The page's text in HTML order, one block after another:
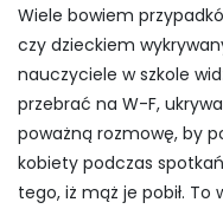
Wiele bowiem
czy dzieckiem
nauczyciele w szkole
przebrać na W-F,
poważną rozmowę, by
kobiety podczas
tego, iż mąż je pobił. To